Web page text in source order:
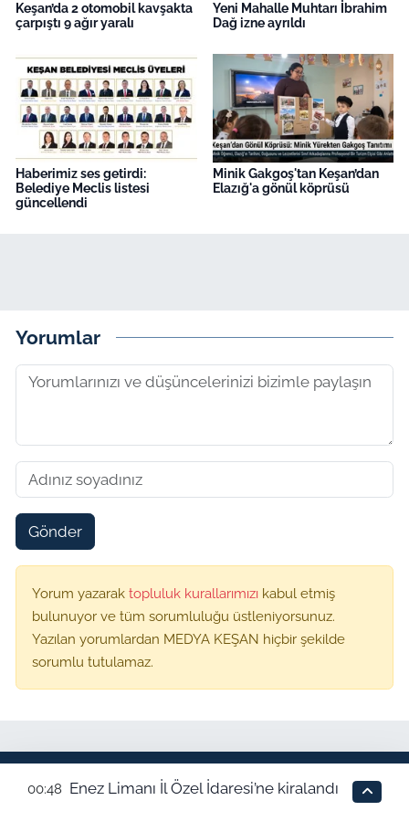
Keşan’da 2 otomobil kavşakta
çarpıştı 9 ağır yaralı
Yeni Mahalle Muhtarı İbrahim
Dağ izne ayrıldı
Haberimiz ses getirdi:
Belediye Meclis listesi
güncellendi
Minik Gakgoş'tan Keşan’dan
Elazığ'a gönül köprüsü
Yorumlar
Gönder
Yorum yazarak topluluk kurallarımızı kabul etmiş
bulunuyor ve tüm sorumluluğu üstleniyorsunuz.
Yazılan yorumlardan MEDYA KEŞAN hiçbir şekilde
sorumlu tutulamaz.
Trend Haberler
00:48 Enez Limanı İl Özel İdaresi’ne kiralandı